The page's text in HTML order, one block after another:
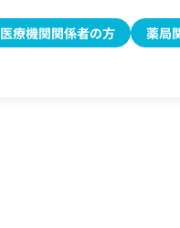
医療機関関係者の方 薬局